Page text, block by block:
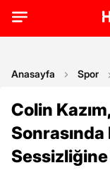
Anasayfa Spor
Colin
Sonrasında